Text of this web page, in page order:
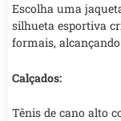
Escolha uma
silhueta esportiva
formais,
Calçados:
Tênis de cano alto